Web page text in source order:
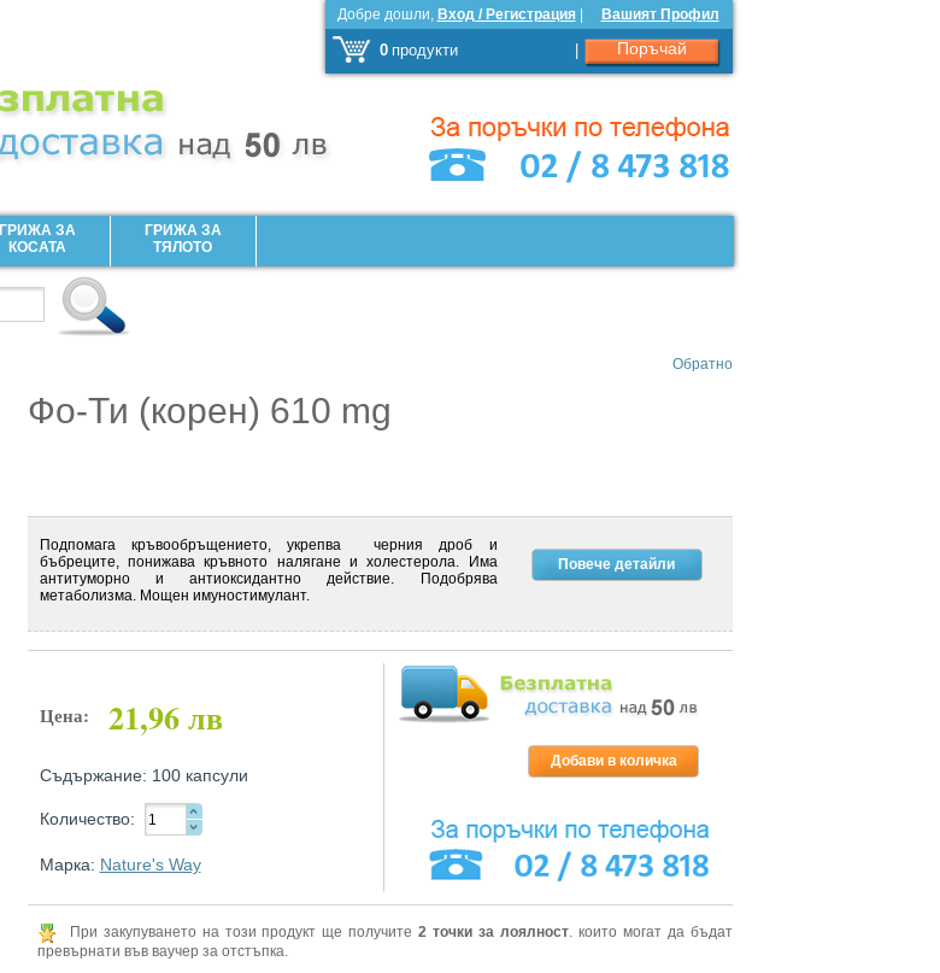
Добре дошли, Вход / Регистрация| Вашият Профил
0 продукти Поръчай
ГРИЖА ЗА
КОСАТА
ГРИЖА ЗА
ТЯЛОТО
Обратно
Фо-Ти (корен) 610 mg
Подпомага кръвообръщението, укрепва черния дроб и
бъбреците, понижава кръвното налягане и холестерола. Има
антитуморно и антиоксидантно действие. Подобрява
метаболизма. Мощен имуностимулант.
Повече детайли
Цена: 21,96 лв
Съдържание: 100 капсули
Количество:
Марка: Nature's Way
При закупуването на този продукт ще получите2 точки за лоялност. които могат да бъдат
превърнати във ваучер за отстъпка.